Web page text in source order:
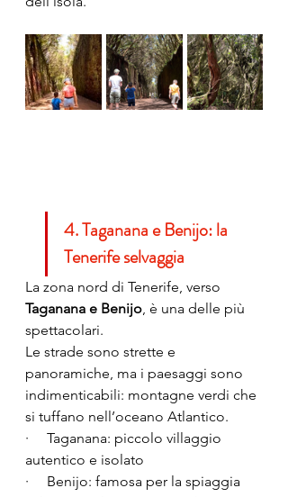
4. Taganana e Benijo: la
Tenerife selvaggia
La zona nord di Tenerife, verso
Taganana e Benijo, è una delle più
spettacolari.
Le strade sono strette e
panoramiche, ma i paesaggi sono
indimenticabili: montagne verdi che
si tuffano nell’oceano Atlantico.
·     Taganana: piccolo villaggio
autentico e isolato
·     Benijo: famosa per la spiaggia